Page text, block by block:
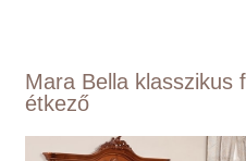
Mara Bella klasszikus
étkező